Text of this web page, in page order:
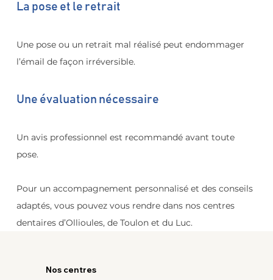
La pose et le retrait
Une pose ou un retrait mal réalisé peut endommager
l’émail de façon irréversible.
Une évaluation nécessaire
Un avis professionnel est recommandé avant toute
pose.
Pour un accompagnement personnalisé et des conseils
adaptés, vous pouvez vous rendre dans nos centres
dentaires d’Ollioules, de Toulon et du Luc.
Nos centres